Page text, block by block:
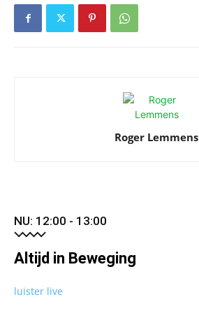
Roger Lemmens
NU: 12:00 - 13:00
Altijd in Beweging
luister live